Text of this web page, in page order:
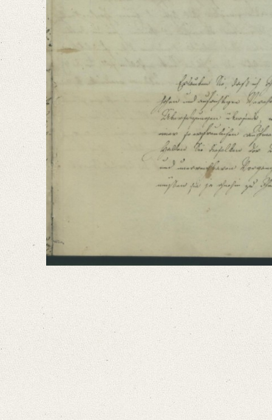
German
Editors
Bamberg, Claudia
Varwig, Olivia